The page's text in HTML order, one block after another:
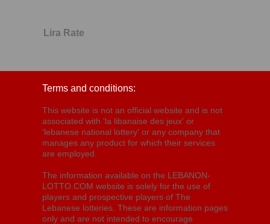
Lira Rate
Terms and conditions:
This website is not an official website and is not
associated with 'la libanaise des jeux' or
'lebanese national lottery' or any company that
manages any product for which their services
are employed.
The information available on the LEBANON-
LOTTO.COM website is solely for the use of
players and prospective players of The
Lebanese lotteries. These are information pages
only and are not intended to encourage